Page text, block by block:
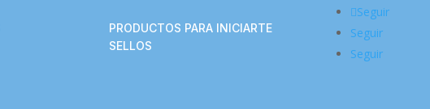
PRODUCTOS PARA INICIARTE
SELLOS
Seguir
Seguir
Seguir